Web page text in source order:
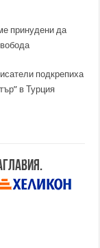
принудени да
подкрепиха
в Турция